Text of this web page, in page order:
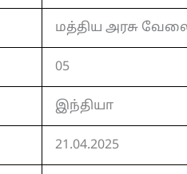
மத்திய அரசு
05
இந்தியா
21.04.2025